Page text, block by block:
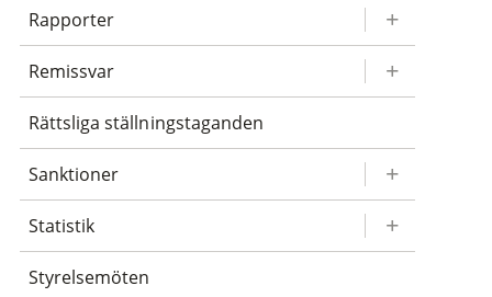
Rapporter
Remissvar
Rättsliga ställningstaganden
Sanktioner
Statistik
Styrelsemöten